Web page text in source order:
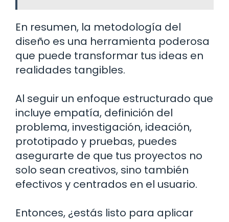
En resumen, la metodología del
diseño es una herramienta poderosa
que puede transformar tus ideas en
realidades tangibles.
Al seguir un enfoque estructurado que
incluye empatía, definición del
problema, investigación, ideación,
prototipado y pruebas, puedes
asegurarte de que tus proyectos no
solo sean creativos, sino también
efectivos y centrados en el usuario.
Entonces, ¿estás listo para aplicar